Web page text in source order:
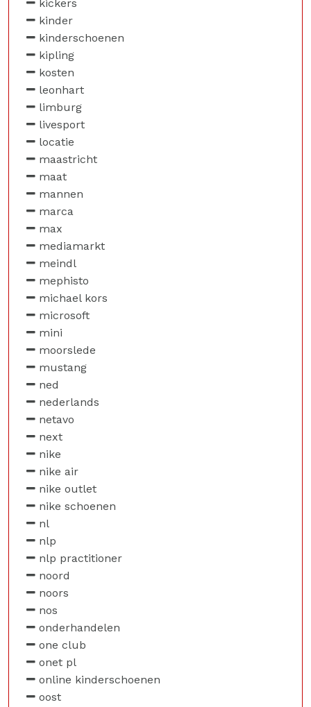
kickers
kinder
kinderschoenen
kipling
kosten
leonhart
limburg
livesport
locatie
maastricht
maat
mannen
marca
max
mediamarkt
meindl
mephisto
michael kors
microsoft
mini
moorslede
mustang
ned
nederlands
netavo
next
nike
nike air
nike outlet
nike schoenen
nl
nlp
nlp practitioner
noord
noors
nos
onderhandelen
one club
onet pl
online kinderschoenen
oost